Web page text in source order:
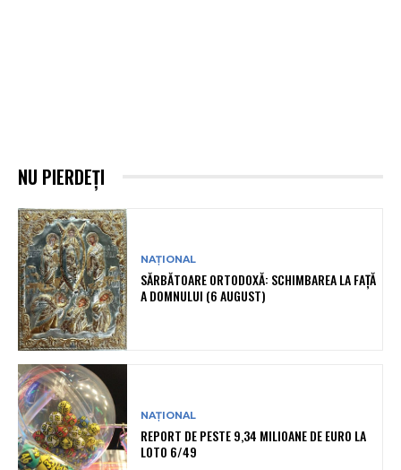
NU PIERDEȚI
NAȚIONAL
SĂRBĂTOARE ORTODOXĂ: SCHIMBAREA LA FAȚĂ
A DOMNULUI (6 AUGUST)
NAȚIONAL
REPORT DE PESTE 9,34 MILIOANE DE EURO LA
LOTO 6/49